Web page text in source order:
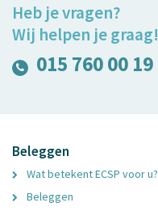
Heb je vragen?
Wij helpen je graag!
015 760 00 19
Beleggen
Wat betekent ECSP voor u?
Beleggen